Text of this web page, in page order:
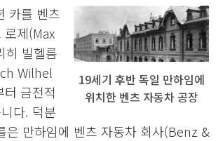
19세기 후반 독일 만하임에
위치한 벤츠 자동차 공장
카를 벤츠
로제(Max
히 빌헬름
Wilhel
금전적
다. 덕분
은 만하임에 벤츠 자동차 회사(Benz &